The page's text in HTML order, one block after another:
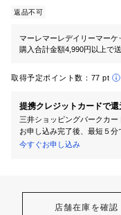
返品不可
マーレマーレデイリーマーケ
購入合計金額4,990円以上で
取得予定ポイント数： 77 pt
提携クレジットカードで
三井ショッピングパークカー
お申し込み完了後、最短５分
今すぐお申し込み
店舗在庫を確認